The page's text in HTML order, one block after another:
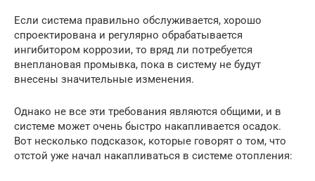
Если система правильно обслуживается, хорошо
спроектирована и регулярно обрабатывается
ингибитором коррозии, то вряд ли потребуется
внеплановая промывка, пока в систему не будут
внесены значительные изменения.
Однако не все эти требования являются общими, и в
системе может очень быстро накапливается осадок.
Вот несколько подсказок, которые говорят о том, что
отстой уже начал накапливаться в системе отопления: